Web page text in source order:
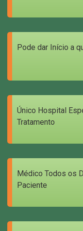
Pode dar Início a
Único Hospital
Tratamento
Médico Todos os
Paciente